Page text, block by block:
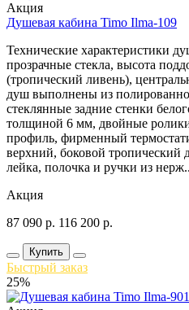
Акция
Душевая кабина Timo Ilma-109
Технические характеристики
прозрачные стекла, высота
(тропический ливень),
душ выполнены из
стеклянные задние стенки
толщиной 6 мм, двойные
профиль, фирменный
верхний, боковой тропический
лейка, полочка и ручки из нерж..
Акция
87 090 р. 116 200 р.
Купить
Быстрый заказ
25%